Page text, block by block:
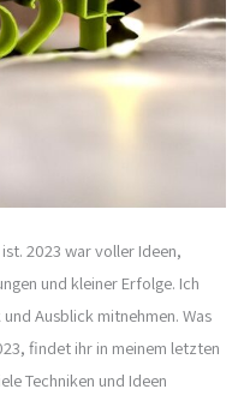
2023 war voller Ideen,
und kleiner Erfolge. Ich
Ausblick mitnehmen. Was
findet ihr in meinem letzten
Techniken und Ideen